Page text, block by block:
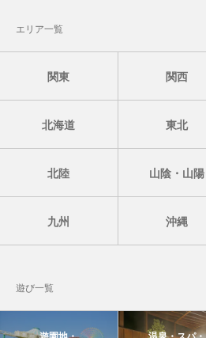
エリア一覧
関東 関西
北海道 東北
北陸 山陰・山陽
九州 沖縄
遊び一覧